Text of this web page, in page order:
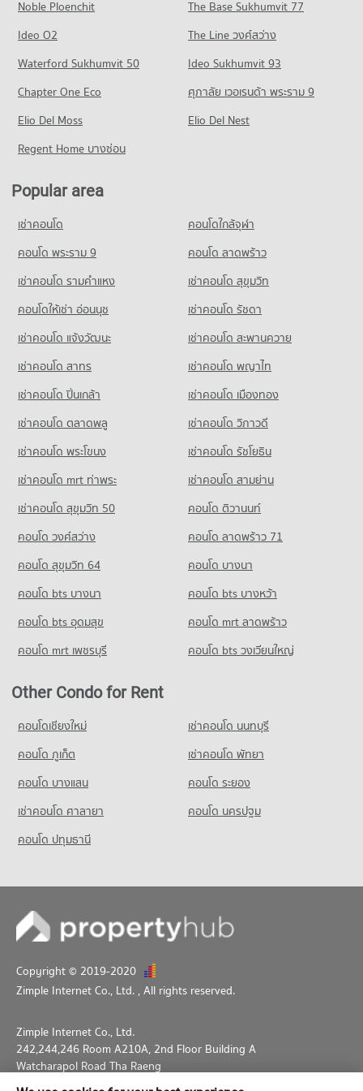
Condo Wat Kampaeng Udom Pittayakon School
250 properties for rent
Condo for Sale Wat Kampaeng Udom Pittayakon School
PROJECT_COUNT
282 properties for rent
Condo for Sale Wat Noen Sutthawat Municipal School
Condo for Sale near Nong Mai Daeng
342 properties for sale
Condo Ammata Nakhon Industrial Estate
Condo for Rent near Ammata Nakhon Industrial Estate
75 properties for rent
Condo for Sale near Ammata Nakhon Industrial Estate
272 properties for sale
Condo Tukcom Chonburi
335 properties for rent
Condo for Sale near Tukcom Chonburi
78 properties for sale
PROJECT_COUNT
Condo for Rent near Provincial Waterworks Authority
335 properties for rent
Condo for Sale near Provincial Waterworks Authority
77 properties for sale
Condo Provincial Waterworks Authority Region 1
PROJECT_COUNT
Condo for Rent near Provincial Waterworks Authority Region
1
335 properties for rent
Condo for Sale near Provincial Waterworks Authority Region
1
77 properties for sale
Condo for Rent near Samitivej Chonburi Hospital
77 properties for sale
Condo 3rd Infantryman Battalion 21st Infantry
Regiment
Condo for Rent near 3rd Infantryman Battalion 21st Infantry
16 properties for rent
Condo for Sale near 3rd Infantryman Battalion 21st Infantry
Regiment
48 properties for sale
Noble Ploenchit
The Base Sukhumvit 77
Ideo O2
The Line วงศ์สว่าง
Waterford Sukhumvit 50
Ideo Sukhumvit 93
Chapter One Eco
ศุภาลัย เวอเรนด้า พระราม 9
Elio Del Moss
Elio Del Nest
Regent Home บางซ่อน
Popular area
เช่าคอนโด
คอนโดใกล้จุฬา
คอนโด พระราม 9
คอนโด ลาดพร้าว
เช่าคอนโด รามคําแหง
เช่าคอนโด สุขุมวิท
คอนโดให้เช่า อ่อนนุช
เช่าคอนโด รัชดา
เช่าคอนโด แจ้งวัฒนะ
เช่าคอนโด สะพานควาย
เช่าคอนโด สาทร
เช่าคอนโด พญาไท
เช่าคอนโด ปิ่นเกล้า
เช่าคอนโด เมืองทอง
เช่าคอนโด ตลาดพลู
เช่าคอนโด วิภาวดี
เช่าคอนโด พระโขนง
เช่าคอนโด รัชโยธิน
เช่าคอนโด mrt ท่าพระ
เช่าคอนโด สามย่าน
เช่าคอนโด สุขุมวิท 50
คอนโด ติวานนท์
คอนโด วงศ์สว่าง
คอนโด ลาดพร้าว 71
คอนโด สุขุมวิท 64
คอนโด บางนา
คอนโด bts บางนา
คอนโด bts บางหว้า
คอนโด bts อุดมสุข
คอนโด mrt ลาดพร้าว
คอนโด mrt เพชรบุรี
คอนโด bts วงเวียนใหญ่
Other Condo for Rent
คอนโดเชียงใหม่
เช่าคอนโด นนทบุรี
คอนโด ภูเก็ต
เช่าคอนโด พัทยา
คอนโด บางแสน
คอนโด ระยอง
เช่าคอนโด ศาลายา
คอนโด นครปฐม
คอนโด ปทุมธานี
Copyright © 2019-2020
Zimple Internet Co., Ltd. , All rights reserved.
Zimple Internet Co., Ltd.
242,244,246 Room A210A, 2nd Floor Building A
Watcharapol Road Tha Raeng
Bang Khen Bangkok 10230